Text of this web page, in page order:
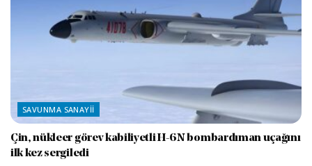
SAVUNMA SANAYII
Çin, nükleer görev kabiliyetli H-6N bombardıman uçağını
ilk kez sergiledi